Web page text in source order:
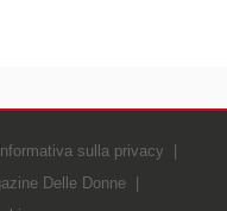
Informativa sulla privacy
Delle Donne